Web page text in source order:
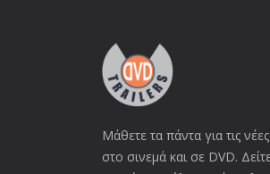
Μάθετε τα πάντα για τις νέες
στο σινεμά και σε DVD.